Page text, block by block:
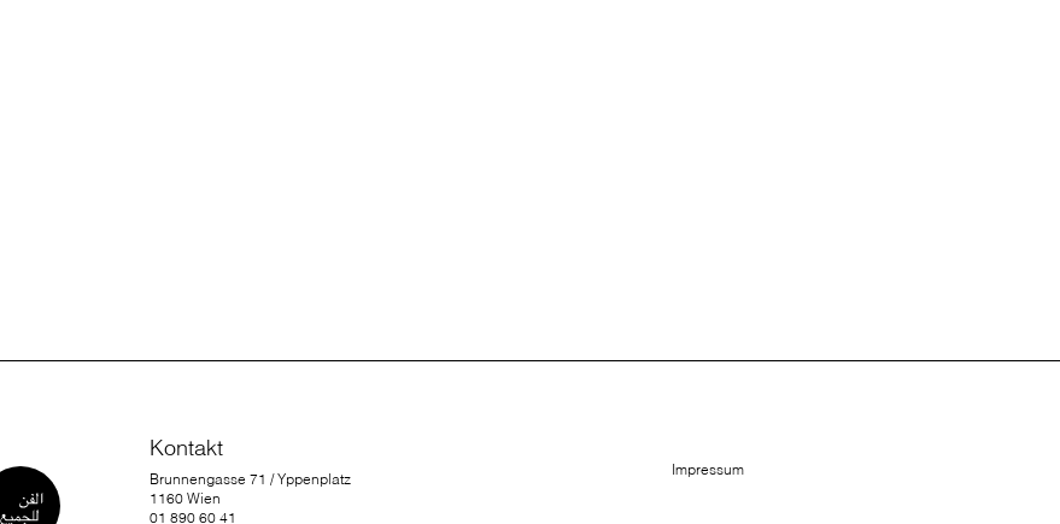
Kontakt
Brunnengasse 71 / Yppenplatz
1160 Wien
01 890 60 41
Impressum